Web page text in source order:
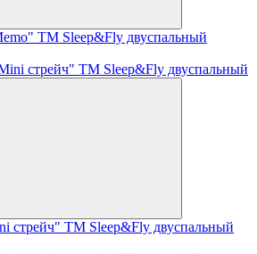
ТМ Sleep&Fly двуспальный
стрейч" ТМ Sleep&Fly двуспальный